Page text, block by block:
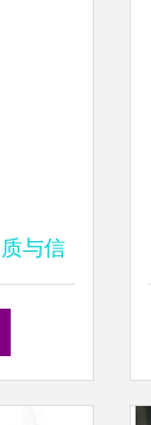
与信